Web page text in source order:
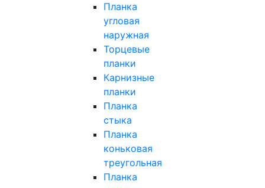
Планка
угловая
наружная
Торцевые
планки
Карнизные
планки
Планка
стыка
Планка
коньковая
треугольная
Планка